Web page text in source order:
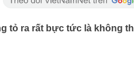
tỏ ra rất bực tức là không